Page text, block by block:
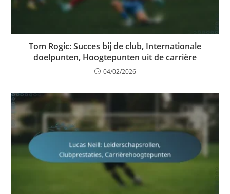
Tom Rogic: Succes bij de club, Internationale
doelpunten, Hoogtepunten uit de carrière
04/02/2026